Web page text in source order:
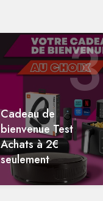
3
Cadeau de
bienvenue Test
Achats à 2€
seulement